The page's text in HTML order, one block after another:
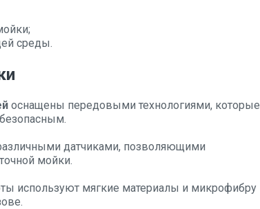
среды.
оснащены передовыми технологиями, которые
датчиками, позволяющими
мойки.
используют мягкие материалы и микрофибру